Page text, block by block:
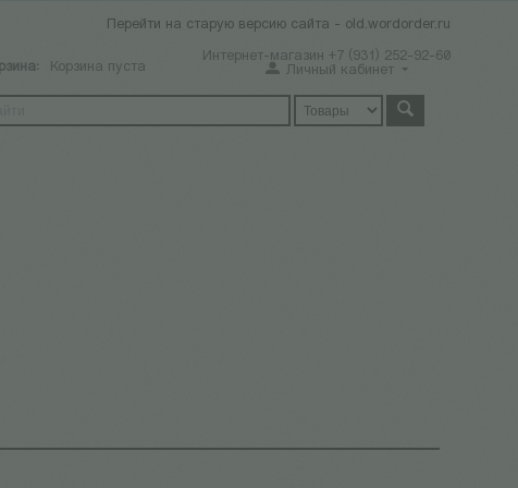
Перейти на старую версию сайта - old.wordorder.ru
Интернет-магазин +7 (931) 252-92-60
Корзина пуста Личный кабинет